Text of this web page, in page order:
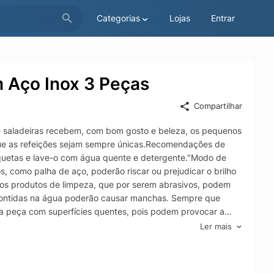
Categorias Lojas Entrar
Aço Inox 3 Peças
Compartilhar
recebem, com bom gosto e beleza, os pequenos
as refeições sejam sempre únicas.Recomendações de
e lave-o com água quente e detergente."Modo de
como palha de aço, poderão riscar ou prejudicar o brilho
produtos de limpeza, que por serem abrasivos, podem
na água poderão causar manchas. Sempre que
com superfícies quentes, pois podem provocar a
retirar o produto logo que tenha terminado o ciclo
ilustrativa.- Embalagem litografada.Informações
limpeza.- Proporciona um requinte ao compor a mesa.-
própria para o uso diário, combinando com
Ler mais